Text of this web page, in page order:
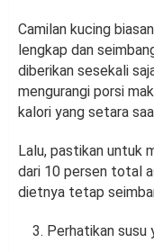
Camilan kucing
lengkap dan
diberikan sesekali
mengurangi porsi
kalori yang setara
Lalu, pastikan untuk
dari 10 persen total
dietnya tetap
Perhatikan susu